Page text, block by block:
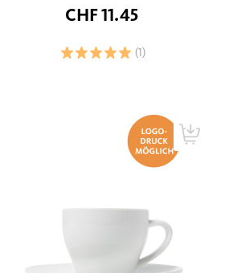
CHF 11.45
(1)